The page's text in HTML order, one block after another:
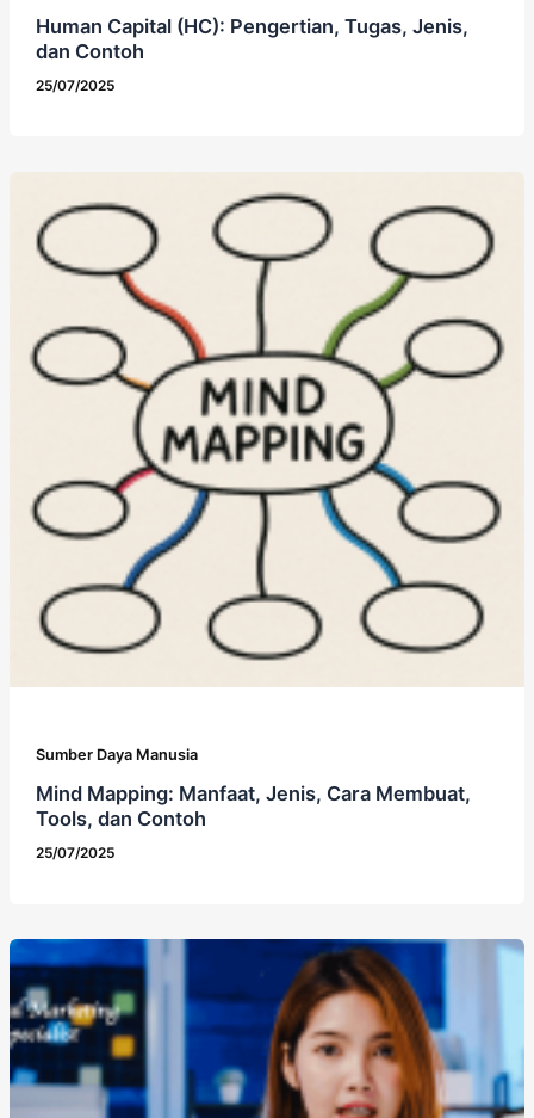
Human Capital (HC): Pengertian, Tugas, Jenis,
dan Contoh
25/07/2025
Sumber Daya Manusia
Mind Mapping: Manfaat, Jenis, Cara Membuat,
Tools, dan Contoh
25/07/2025